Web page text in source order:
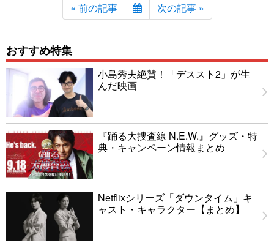
« 前の記事 次の記事 »
おすすめ特集
小島秀夫絶賛！「デススト2」が生
んだ映画
『踊る大捜査線 N.E.W.』グッズ・特
典・キャンペーン情報まとめ
Netflixシリーズ「ダウンタイム」キ
ャスト・キャラクター【まとめ】